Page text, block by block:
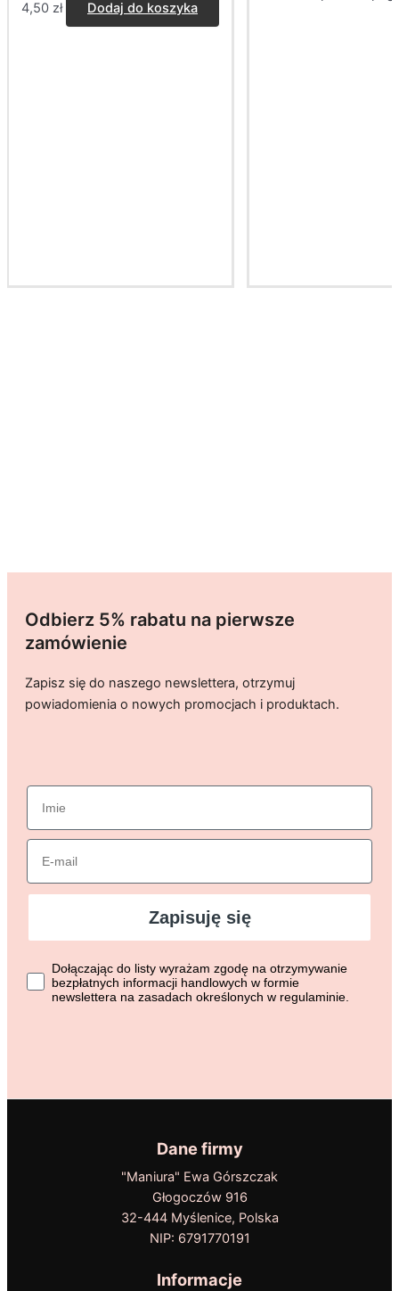
4,50 zł Dodaj do koszyka
Odbierz 5% rabatu na pierwsze
zamówienie
Zapisz się do naszego newslettera, otrzymuj
powiadomienia o nowych promocjach i produktach.
imie
Email
Zapisuję się
Dołączając do listy wyrażasz zgodę na otrzymywanie
Dołączając do listy wyrażam zgodę na otrzymywanie
bezpłatnych informacji handlowych w formie
newslettera na zasadach określonych w regulaminie.
Dane firmy
"Maniura" Ewa Górszczak
Głogoczów 916
32-444 Myślenice, Polska
NIP: 6791770191
Informacje